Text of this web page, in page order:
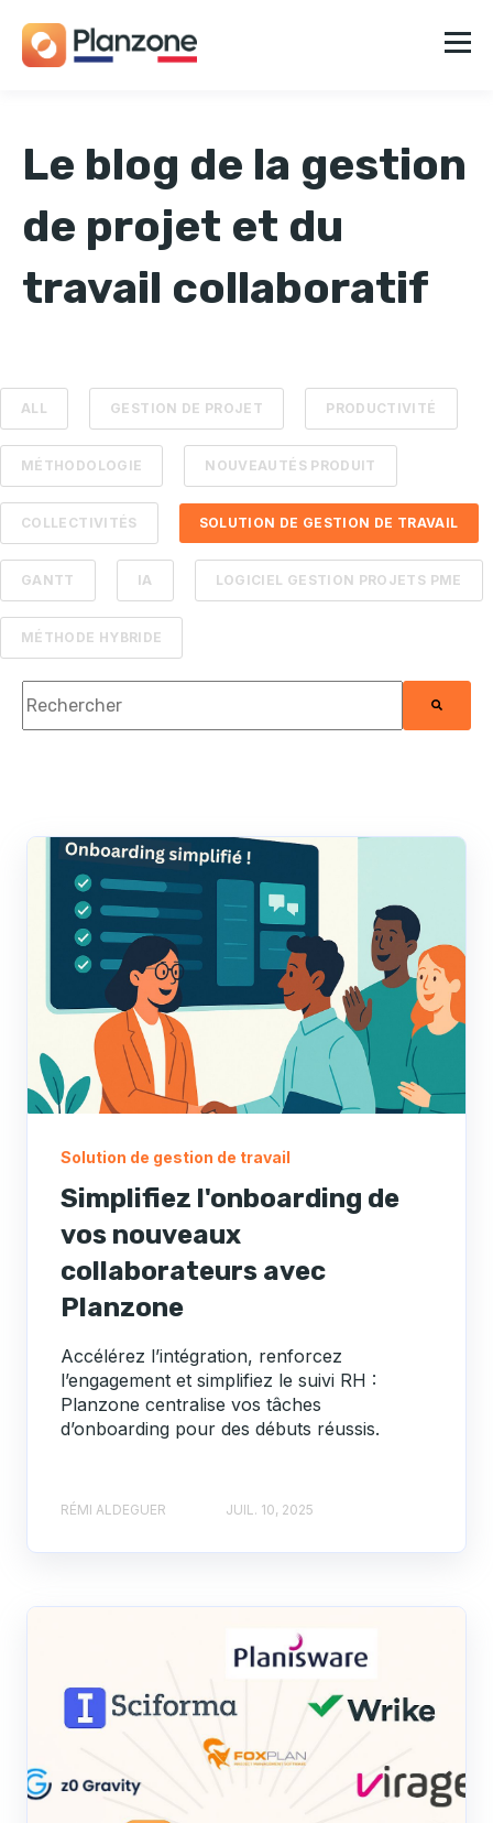
Le blog de la gestion
de projet et du
travail collaboratif
ALL GESTION DE PROJET PRODUCTIVITÉ
MÉTHODOLOGIE NOUVEAUTÉS PRODUIT
COLLECTIVITÉS SOLUTION DE GESTION DE TRAVAIL
GANTT IA LOGICIEL GESTION PROJETS PME
MÉTHODE HYBRIDE
Solution de gestion de travail
Simplifiez l'onboarding de
vos nouveaux
collaborateurs avec
Planzone
Accélérez l’intégration, renforcez
l’engagement et simplifiez le suivi RH :
Planzone centralise vos tâches
d’onboarding pour des débuts réussis.
RÉMI ALDEGUER JUIL. 10, 2025